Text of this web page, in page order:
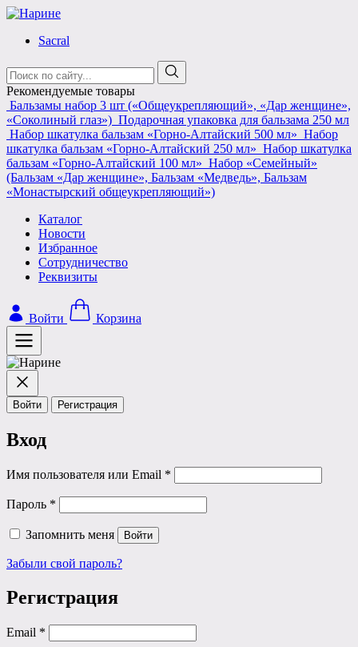
Skip
contentSacral
Поиск:
Рекомендуемые товары
Бальзамы набор 3 шт («Общеукрепляющий», «Дар женщине»,
«Соколиный глаз») Подарочная упаковка для бальзама 250 мл
Набор шкатулка бальзам «Горно-Алтайский 500 мл» Набор
шкатулка бальзам «Горно-Алтайский 250 мл» Набор шкатулка
бальзам «Горно-Алтайский 100 мл» Набор «Семейный»
(Бальзам «Дар женщине», Бальзам «Медведь», Бальзам
«Монастырский общеукрепляющий»)
Каталог
Новости
Избранное
Сотрудничество
Реквизиты
Войти Корзина
Войти Регистрация
Вход
Имя пользователя или Email *
Пароль *
Запомнить меня Войти
Забыли свой пароль?
Регистрация
Email *